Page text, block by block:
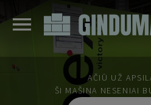
AČIŪ UŽ
ŠI MAŠINA NESENIAI